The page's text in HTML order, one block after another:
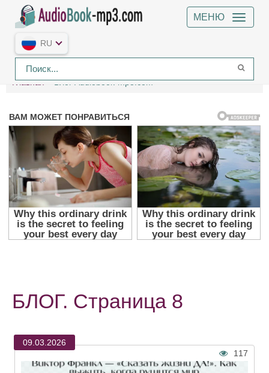
МЕНЮ
RU
Главная Блог Audiobook-mp3.com
БЛОГ. Страница 8
09.03.2026
117